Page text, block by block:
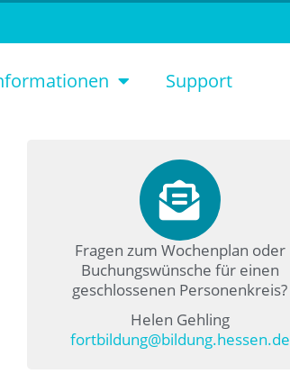
Support
Fragen zum Wochenplan oder
Buchungswünsche für einen
geschlossenen Personenkreis?
Helen Gehling
fortbildung@bildung.hessen.de